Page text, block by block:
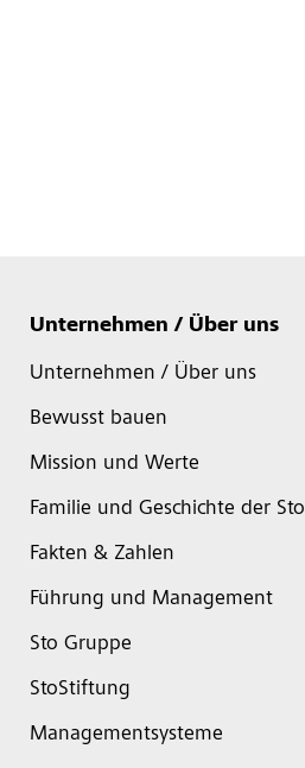
Unternehmen / Über uns
Unternehmen / Über uns
Bewusst bauen
Mission und Werte
Familie und Geschichte der Sto
Fakten & Zahlen
Führung und Management
Sto Gruppe
StoStiftung
Managementsysteme